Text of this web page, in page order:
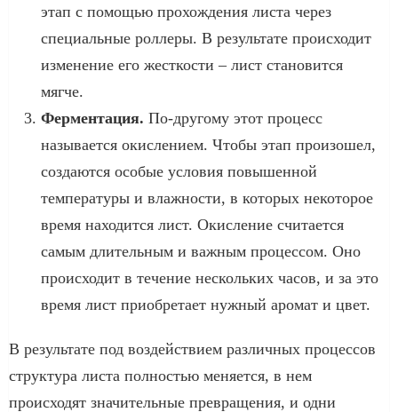
этап с помощью прохождения листа через
специальные роллеры. В результате происходит
изменение его жесткости – лист становится
мягче.
Ферментация. По-другому этот процесс
называется окислением. Чтобы этап произошел,
создаются особые условия повышенной
температуры и влажности, в которых некоторое
время находится лист. Окисление считается
самым длительным и важным процессом. Оно
происходит в течение нескольких часов, и за это
время лист приобретает нужный аромат и цвет.
В результате под воздействием различных процессов
структура листа полностью меняется, в нем
происходят значительные превращения, и одни